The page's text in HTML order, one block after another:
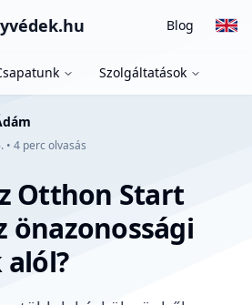
Blog
Szolgáltatások
• 4 perc olvasás
Otthon Start
önazonossági